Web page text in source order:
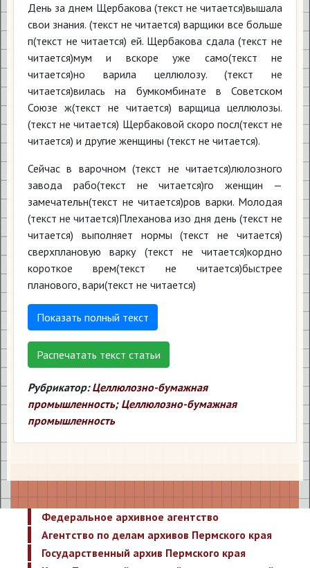
День за днем Щербакова (текст не читается)вышала
свои знания. (текст не читается) варщики все больше
п(текст не читается) ей. Щербакова сдала (текст не
читается)мум и вскоре уже само(текст не
читается)но варила целлюлозу. (текст не
читается)вилась на бумкомбинате в Советском
Союзе ж(текст не читается) варщица целлюлозы.
(текст не читается) Щербаковой скоро посл(текст не
читается) и другие женщины (текст не читается).
Сейчас в варочном (текст не читается)люлозного
завода рабо(текст не читается)го женщин —
замечательн(текст не читается)ров варки. Молодая
(текст не читается)Плеханова изо дня день (текст не
читается) выполняет нормы (текст не читается)
сверхплановую варку (текст не читается)кордно
короткое врем(текст не читается)быстрее
планового, вари(текст не читается)
Показать полный текст
Распечатать текст статьи
Рубрикатор: Целлюлозно-бумажная
промышленность; Целлюлозно-бумажная
промышленность
Федеральное архивное агентство
Агентство по делам архивов Пермского края
Государственный архив Пермского края